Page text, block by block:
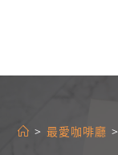
> 最愛咖啡廳 >